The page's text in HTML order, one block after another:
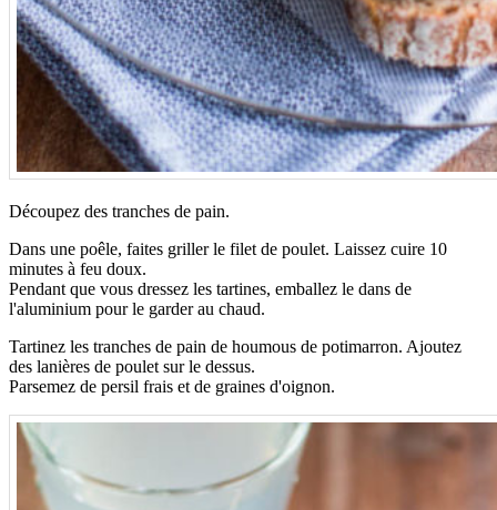
Découpez des tranches de pain.
Dans une poêle, faites griller le filet de poulet. Laissez cuire 10
minutes à feu doux.
Pendant que vous dressez les tartines, emballez le dans de
l'aluminium pour le garder au chaud.
Tartinez les tranches de pain de houmous de potimarron. Ajoutez
des lanières de poulet sur le dessus.
Parsemez de persil frais et de graines d'oignon.